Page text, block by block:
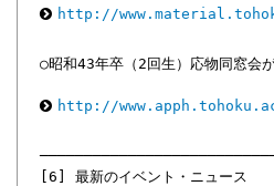
http://
○昭和43年卒（2回生）応物同窓会
http://
[6] 最新のイベント・ニュース